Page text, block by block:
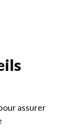
assurer